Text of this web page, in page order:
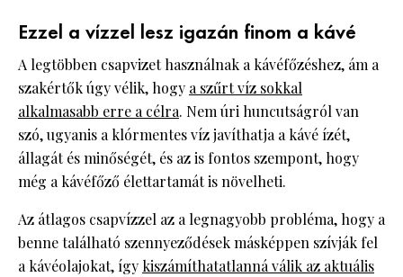
Ezzel a vízzel lesz igazán finom a kávé
A legtöbben csapvizet használnak a kávéfőzéshez, ám a
szakértők úgy vélik, hogy a szűrt víz sokkal
alkalmasabb erre a célra. Nem úri huncutságról van
szó, ugyanis a klórmentes víz javíthatja a kávé ízét,
állagát és minőségét, és az is fontos szempont, hogy
még a kávéfőző élettartamát is növelheti.
Az átlagos csapvízzel az a legnagyobb probléma, hogy a
benne található szennyeződések másképpen szívják fel
a kávéolajokat, így kiszámíthatatlanná válik az aktuális